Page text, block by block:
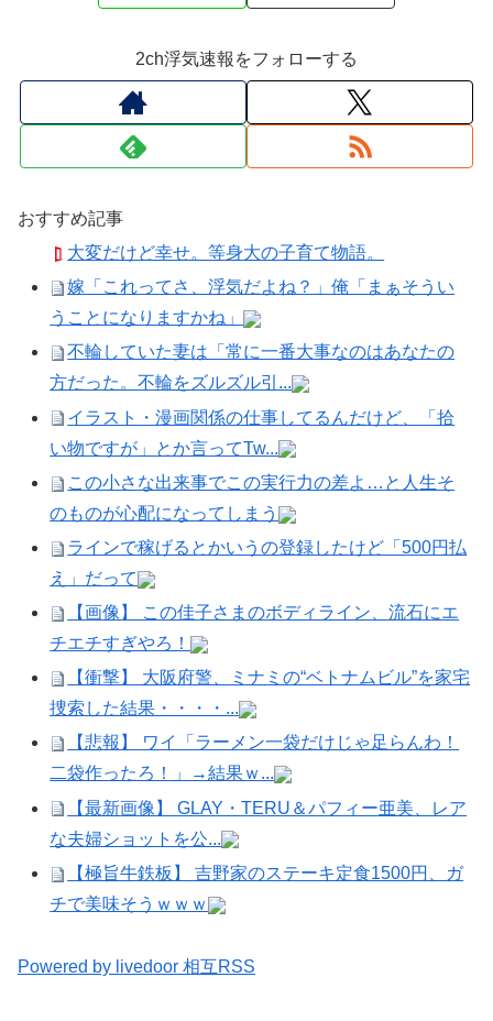
2ch浮気速報をフォローする
おすすめ記事
大変だけど幸せ。等身大の子育て物語。
嫁「これってさ、浮気だよね？」俺「まぁそうい
うことになりますかね」
不輪していた妻は「常に一番大事なのはあなたの
方だった。不輪をズルズル引...
イラスト・漫画関係の仕事してるんだけど、「拾
い物ですが」とか言ってTw...
この小さな出来事でこの実行力の差よ…と人生そ
のものが心配になってしまう
ラインで稼げるとかいうの登録したけど「500円払
え」だって
【画像】 この佳子さまのボディライン、流石にエ
チエチすぎやろ！
【衝撃】 大阪府警、ミナミの“ベトナムビル”を家宅
捜索した結果・・・・...
【悲報】 ワイ「ラーメン一袋だけじゃ足らんわ！
二袋作ったろ！」→結果ｗ...
【最新画像】 GLAY・TERU＆パフィー亜美、レア
な夫婦ショットを公...
【極旨牛鉄板】 吉野家のステーキ定食1500円、ガ
チで美味そうｗｗｗ
Powered by livedoor 相互RSS